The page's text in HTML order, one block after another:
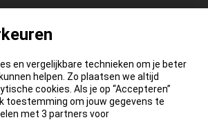
en vergelijkbare technieken om je beter
helpen. Zo plaatsen we altijd
cookies. Als je op “Accepteren”
toestemming om jouw gegevens te
met 3 partners voor